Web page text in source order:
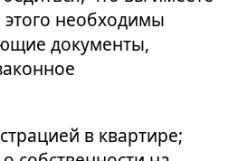
этого необходимы
документы,
в квартире;